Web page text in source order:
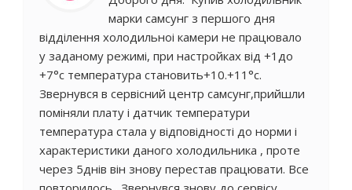
марки самсунг з першого дня
відділення холодильноі камери не працювало
у заданому режимі, при настройках від +1до
+7°с температура становить+10.+11°с.
Звернувся в сервісний центр самсунг,прийшли
поміняли плату і датчик температури
температура стала у відповідності до норми і
характеристики даного холодильника , проте
через 5днів він знову перестав працювати. Все